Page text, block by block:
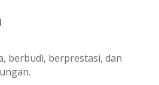
berbudi, berprestasi, dan